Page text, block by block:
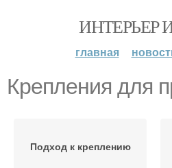
ИНТЕРЬЕР
главная
Крепления для
Подход к креплению